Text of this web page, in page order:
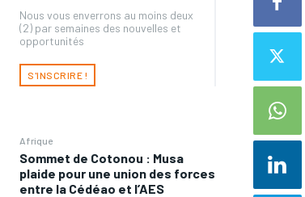
Nous vous enverrons au moins deux
(2) par semaines des nouvelles et
opportunités
S'INSCRIRE !
Afrique
Sommet de Cotonou : Musa
plaide pour une union des forces
entre la Cédéao et l’AES